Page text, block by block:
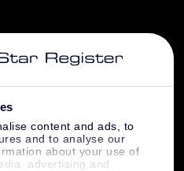
content and ads, to
and to analyse our
about your use of
advertising and